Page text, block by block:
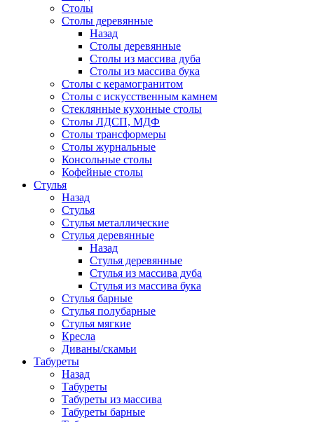
Столы
Столы деревянные
Назад
Столы деревянные
Столы из массива дуба
Столы из массива бука
Столы с керамогранитом
Столы с искусственным камнем
Стеклянные кухонные столы
Столы ЛДСП, МДФ
Столы трансформеры
Столы журнальные
Консольные столы
Кофейные столы
Стулья
Назад
Стулья
Стулья металлические
Стулья деревянные
Назад
Стулья деревянные
Стулья из массива дуба
Стулья из массива бука
Стулья барные
Стулья полубарные
Стулья мягкие
Кресла
Диваны/скамьи
Табуреты
Назад
Табуреты
Табуреты из массива
Табуреты барные